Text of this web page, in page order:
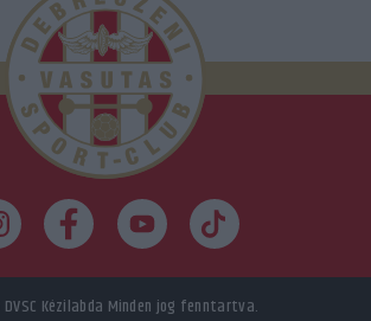
DVSC Kézilabda Minden jog fenntartva.